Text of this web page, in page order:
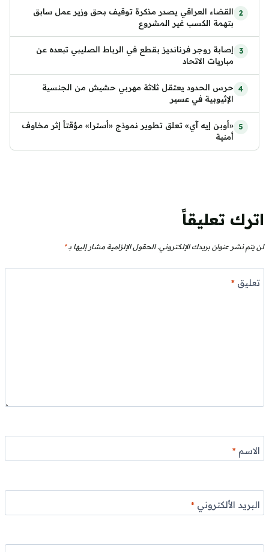
القضاء العراقي يصدر مذكرة توقيف بحق وزير عمل سابق
بتهمة الكسب غير المشروع
إصابة روجر فرنانديز بقطع في الرباط الصليبي تبعده عن
مباريات الاتحاد
حرس الحدود يعتقل ثلاثة مهربي حشيش من الجنسية
الإثيوبية في عسير
«أوبن إيه آي» تعلق تطوير نموذج «أسترا» مؤقتاً إثر مخاوف
أمنية
اترك تعليقاً
لن يتم نشر عنوان بريدك الإلكتروني. الحقول الإلزامية مشار إليها بـ*
تعليق*
الاسم*
البريد الألكتروني*